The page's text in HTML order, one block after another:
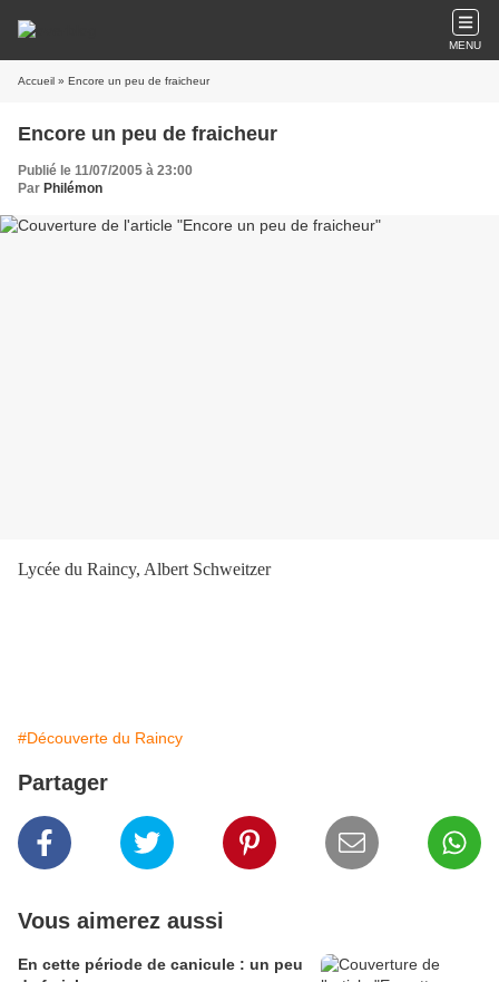
MENU
Accueil » Encore un peu de fraicheur
Encore un peu de fraicheur
Publié le 11/07/2005 à 23:00
Par Philémon
Lycée du Raincy, Albert Schweitzer
#Découverte du Raincy
Partager
Vous aimerez aussi
En cette période de canicule : un peu